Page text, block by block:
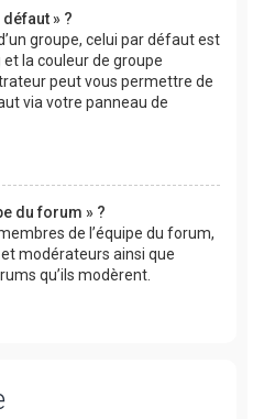
défaut » ?
groupe, celui par défaut est
la couleur de groupe
peut vous permettre de
via votre panneau de
du forum » ?
de l’équipe du forum,
modérateurs ainsi que
qu’ils modèrent.